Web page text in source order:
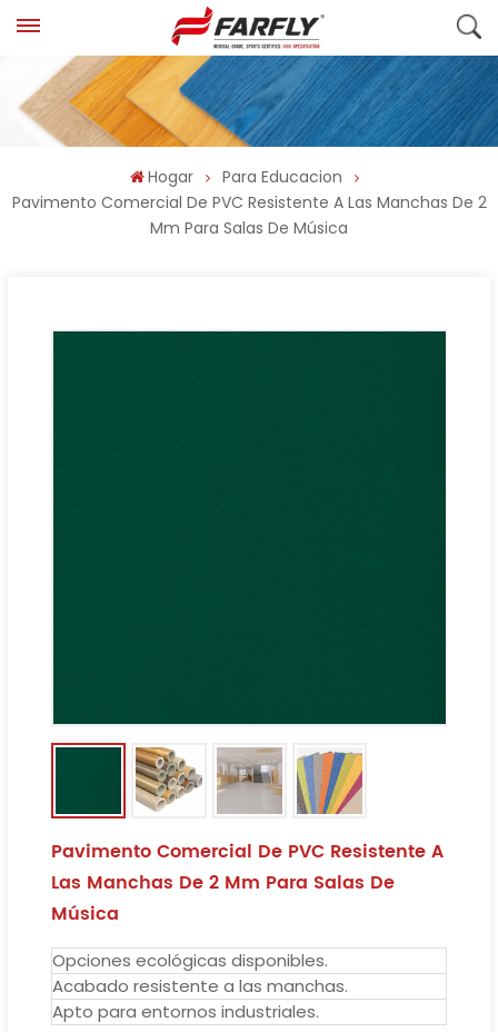
Hogar
Para Educacion
Pavimento Comercial De PVC Resistente A Las Manchas De 2
Mm Para Salas De Música
Pavimento Comercial De PVC Resistente A
Las Manchas De 2 Mm Para Salas De
Música
Opciones ecológicas disponibles.
Acabado resistente a las manchas.
Apto para entornos industriales.